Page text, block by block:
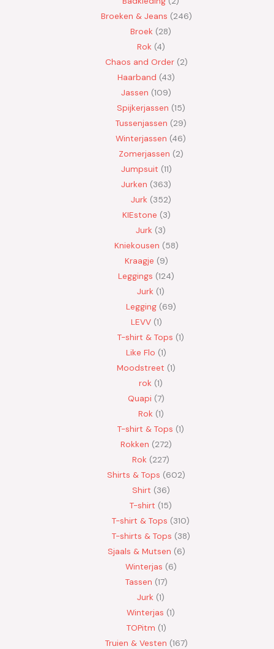
Broeken & Jeans 246
Broek 28
Rok 4
Chaos and Order 2
Haarband 43
Jassen 109
Spijkerjassen 15
Tussenjassen 29
Winterjassen 46
Zomerjassen 2
Jumpsuit 11
Jurken 363
Jurk 352
KIEstone 3
Jurk 3
Kniekousen 58
Kraagje 9
Leggings 124
Jurk 1
Legging 69
LEVV 1
T-shirt & Tops 1
Like Flo 1
Moodstreet 1
rok 1
Quapi 7
Rok 1
T-shirt & Tops 1
Rokken 272
Rok 227
Shirts & Tops 602
Shirt 36
T-shirt 15
T-shirt & Tops 310
T-shirts & Tops 38
Sjaals & Mutsen 6
Winterjas 6
Tassen 17
Jurk 1
Winterjas 1
TOPitm 1
Truien & Vesten 167